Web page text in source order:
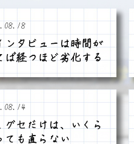
ンタビューは時間が
ば経つほど劣化する
グセだけは、いくら
ても直らない